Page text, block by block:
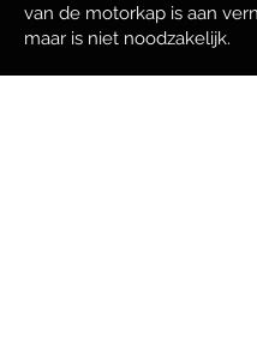
van de motorkap is aan
maar is niet noodzakelijk.